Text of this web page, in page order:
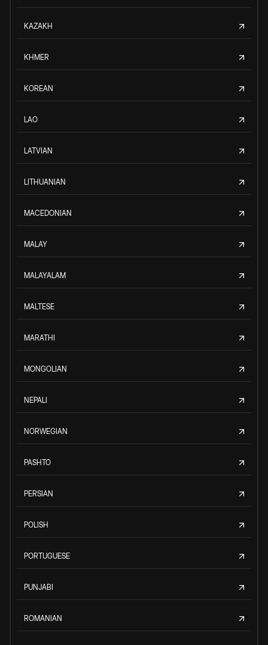
KAZAKH
KHMER
KOREAN
LAO
LATVIAN
LITHUANIAN
MACEDONIAN
MALAY
MALAYALAM
MALTESE
MARATHI
MONGOLIAN
NEPALI
NORWEGIAN
PASHTO
PERSIAN
POLISH
PORTUGUESE
PUNJABI
ROMANIAN